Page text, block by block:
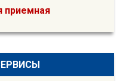
приемная